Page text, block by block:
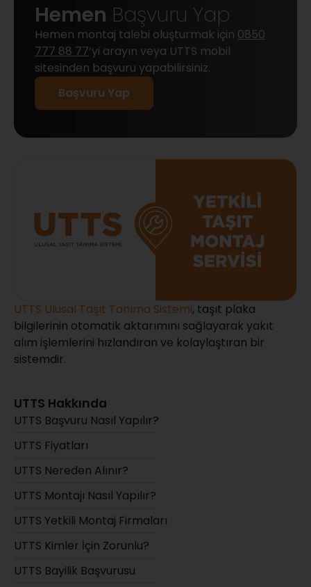
Hemen Başvuru Yap
Hemen montaj talebi oluşturmak için 0850
777 88 77‘yi arayın veya UTTS mobil
sitesinden başvuru yapabilirsiniz.
Başvuru Yap
UTTS Ulusal Taşıt Tanıma Sistemi, taşıt plaka
bilgilerinin otomatik aktarımını sağlayarak yakıt
alım işlemlerini hızlandıran ve kolaylaştıran bir
sistemdir.
UTTS Hakkında
UTTS Başvuru Nasıl Yapılır?
UTTS Fiyatları
UTTS Nereden Alınır?
UTTS Montajı Nasıl Yapılır?
UTTS Yetkili Montaj Firmaları
UTTS Kimler İçin Zorunlu?
UTTS Bayilik Başvurusu